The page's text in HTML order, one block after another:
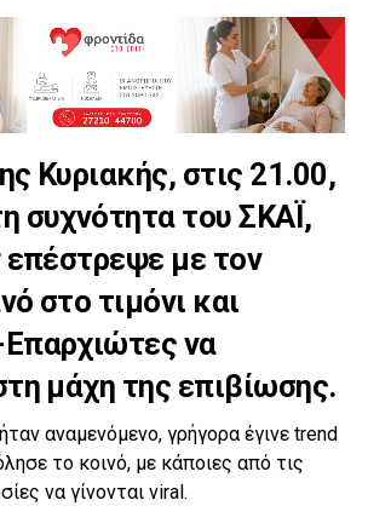
Κυριακής, στις 21.00,
συχνότητα του ΣΚΑΪ,
επέστρεψε με τον
στο τιμόνι και
να
μάχη της επιβίωσης.
αναμενόμενο, γρήγορα έγινε trend
το κοινό, με κάποιες από τις
να γίνονται viral.